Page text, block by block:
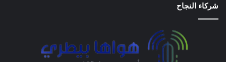
شركاء النجاح